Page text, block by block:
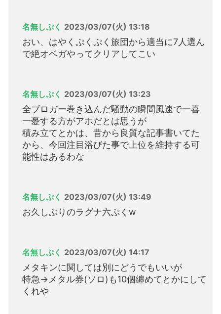
名無しぷく 2023/03/07(火) 13:18
おい、はやくぷくぷく旅団から適当に7人選ん
で絶オベガやってクリアしてこい
名無しぷく 2023/03/07(火) 13:23
全ブロガー巻き込んだ騒動の瞬間風速で一喜
一憂する方がアホだとは思うが
積み立てとかは、昔から良質な記事書いてた
から、今回注目浴びた事で上位を維持する可
能性はあるわな
名無しぷく 2023/03/07(火) 13:49
お久しぶりのラグナ六ぷくw
名無しぷく 2023/03/07(火) 14:17
メタキンに関しては別にどうでもいいが
特急→メタル券(ソロ)も10個纏めてとかにして
くれや